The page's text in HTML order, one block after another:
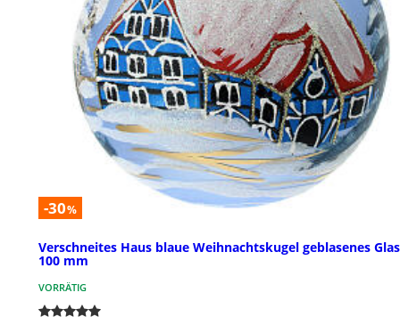
-30%
Verschneites Haus blaue Weihnachtskugel geblasenes
100 mm
VORRÄTIG